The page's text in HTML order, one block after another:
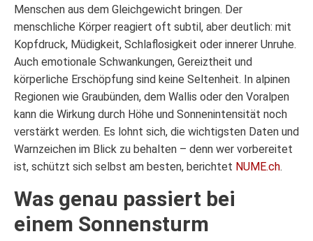
Menschen aus dem Gleichgewicht bringen. Der
menschliche Körper reagiert oft subtil, aber deutlich: mit
Kopfdruck, Müdigkeit, Schlaflosigkeit oder innerer Unruhe.
Auch emotionale Schwankungen, Gereiztheit und
körperliche Erschöpfung sind keine Seltenheit. In alpinen
Regionen wie Graubünden, dem Wallis oder den Voralpen
kann die Wirkung durch Höhe und Sonnenintensität noch
verstärkt werden. Es lohnt sich, die wichtigsten Daten und
Warnzeichen im Blick zu behalten – denn wer vorbereitet
ist, schützt sich selbst am besten, berichtet NUME.ch.
Was genau passiert bei
einem Sonnensturm